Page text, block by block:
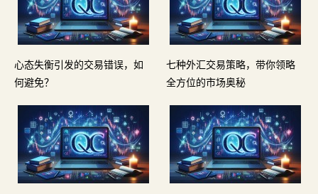
心态失衡引发的交易错误，如
何避免？
七种外汇交易策略，带你领略
全方位的市场奥秘